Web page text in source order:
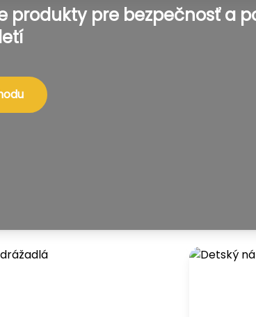
produkty pre bezpečnosť a